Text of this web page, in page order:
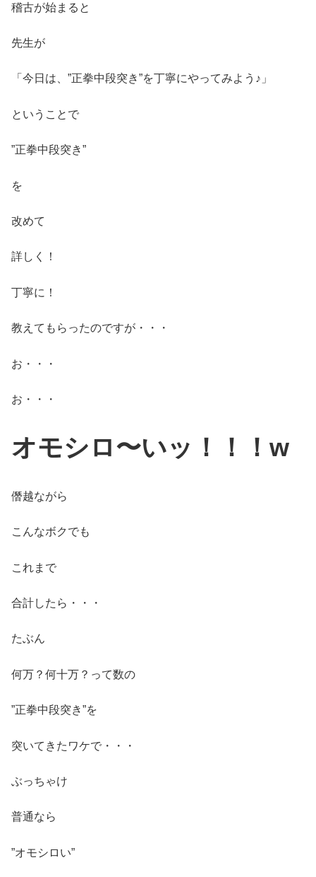
稽古が始まると
先生が
「今日は、”正拳中段突き”を丁寧にやってみよう♪」
ということで
”正拳中段突き”
を
改めて
詳しく！
丁寧に！
教えてもらったのですが・・・
お・・・
お・・・
オモシロ〜いッ！！！w
僭越ながら
こんなボクでも
これまで
合計したら・・・
たぶん
何万？何十万？って数の
”正拳中段突き”を
突いてきたワケで・・・
ぶっちゃけ
普通なら
”オモシロい”